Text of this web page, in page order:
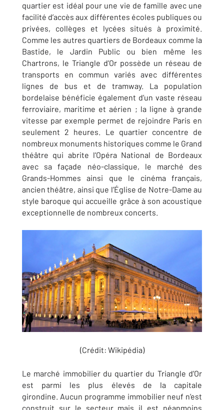
quartier est idéal pour une vie de famille avec une
facilité d’accès aux différentes écoles publiques ou
privées, collèges et lycées situés à proximité.
Comme les autres quartiers de Bordeaux comme la
Bastide, le Jardin Public ou bien même les
Chartrons, le Triangle d’Or possède un réseau de
transports en commun variés avec différentes
lignes de bus et de tramway. La population
bordelaise bénéficie également d’un vaste réseau
ferroviaire, maritime et aérien ; la ligne à grande
vitesse par exemple permet de rejoindre Paris en
seulement 2 heures. Le quartier concentre de
nombreux monuments historiques comme le Grand
théâtre qui abrite l’Opéra National de Bordeaux
avec sa façade néo-classique, le marché des
Grands-Hommes ainsi que le cinéma français,
ancien théâtre, ainsi que l’Église de Notre-Dame au
style baroque qui accueille grâce à son acoustique
exceptionnelle de nombreux concerts.
(Crédit: Wikipédia)
Le marché immobilier du quartier du Triangle d’Or
est parmi les plus élevés de la capitale
girondine. Aucun programme immobilier neuf n’est
construit sur le secteur mais il est néanmoins